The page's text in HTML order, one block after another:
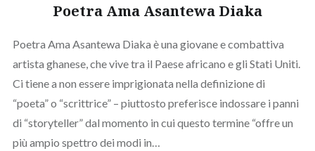
Poetra Ama Asantewa Diaka
Poetra Ama Asantewa Diaka è una giovane e combattiva
artista ghanese, che vive tra il Paese africano e gli Stati Uniti.
Ci tiene a non essere imprigionata nella definizione di
“poeta” o “scrittrice” – piuttosto preferisce indossare i panni
di “storyteller” dal momento in cui questo termine “offre un
più ampio spettro dei modi in…